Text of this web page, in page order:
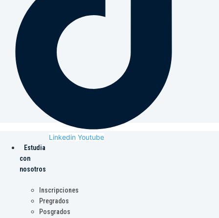
Linkedin Youtube
Estudia
con
nosotros
Inscripciones
Pregrados
Posgrados